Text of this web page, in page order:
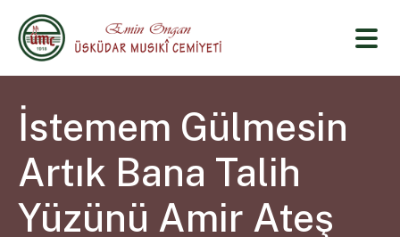
İstemem Gülmesin
Artık Bana Talih
Yüzünü Amir Ateş